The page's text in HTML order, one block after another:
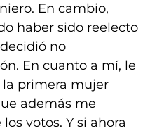
En cambio,
haber sido reelecto
no
En cuanto a mí, le
la primera mujer
además me
votos. Y si ahora